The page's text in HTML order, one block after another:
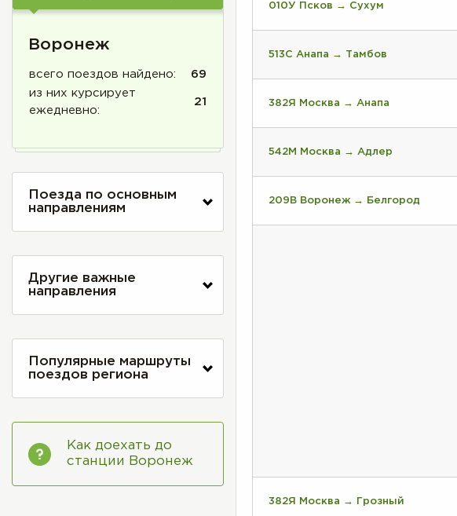
Воронеж
всего поездов найдено:
69
из них курсирует
ежедневно:
21
Поезда по основным
направлениям
Другие важные
направления
Популярные маршруты
поездов региона
Как доехать до
станции Воронеж
010У Псков → Сухум
513С Анапа → Тамбов
382Я Москва → Анапа
542М Москва → Адлер
209В Воронеж → Белгород
382Я Москва → Грозный